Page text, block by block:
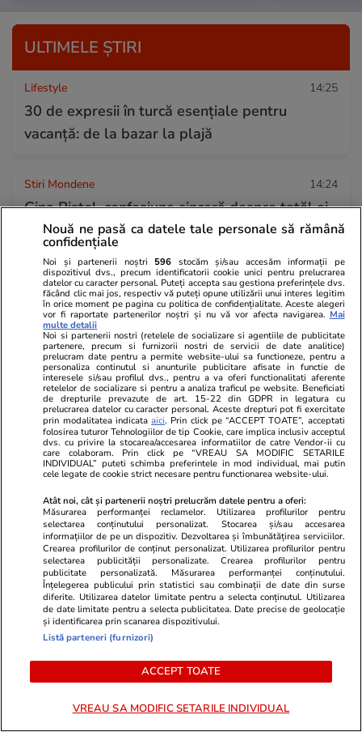
ULTIMELE ȘTIRI
Lifestyle 14:25
30 de expresii în turcă esențiale pentru
vacanță: de la bazar la plajă
Stiri Mondene 14:24
Gina Pistol, confesiune sinceră despre tatăl ei.
Ce s-a schimbat în viața vedetei după ce a
devenit mamă
Stiri Mondene 14:12
Dan Negru, mesaj din vacanța în Turcia, după
ce a ajuns la un resort all inclusive: „Și noi,
românii, ne umplem farfuriile”
Vacanțe și Cultură 14:09
Cât costă o vacanță de iarnă în Maldive,
Zanzibar și Kenya dacă este rezervată din
Citește mai multe
TRENDING
Știri România
Aproape toată țara a intrat de la ora 12 sub
avertizare de furtuni cu grindină și ploi
torențiale de până la 50 l/mp
Nouă ne pasă ca datele tale personale să rămână
confidențiale
Noi și partenerii noștri 596 stocăm și/sau accesăm informații pe
dispozitivul dvs., precum identificatorii cookie unici pentru prelucrarea
datelor cu caracter personal. Puteți accepta sau gestiona preferințele dvs.
făcând clic mai jos, respectiv vă puteți opune utilizării unui interes legitim
în orice moment pe pagina cu politica de confidențialitate. Aceste alegeri
vor fi raportate partenerilor noștri și nu vă vor afecta navigarea. Mai
multe detalii
Noi si partenerii nostri (retelele de socializare si agentiile de publicitate
partenere, precum si furnizorii nostri de servicii de date analitice)
prelucram date pentru a permite website-ului sa functioneze, pentru a
personaliza continutul si anunturile publicitare afisate in functie de
interesele si/sau profilul dvs., pentru a va oferi functionalitati aferente
retelelor de socializare si pentru a analiza traficul pe website. Beneficiati
de drepturile prevazute de art. 15-22 din GDPR in legatura cu
prelucrarea datelor cu caracter personal. Aceste drepturi pot fi exercitate
prin modalitatea indicataaici. Prin click pe “ACCEPT TOATE”, acceptati
folosirea tuturor Tehnologiilor de tip Cookie, care implica inclusiv acceptul
dvs. cu privire la stocarea/accesarea informatiilor de catre Vendor-ii cu
care colaboram. Prin click pe “VREAU SA MODIFIC SETARILE
INDIVIDUAL” puteti schimba preferintele in mod individual, mai putin
cele legate de cookie strict necesare pentru functionarea website-ului.
Atât noi, cât și partenerii noștri prelucrăm datele pentru a oferi:
Măsurarea performanței reclamelor. Utilizarea profilurilor pentru
selectarea conținutului personalizat. Stocarea și/sau accesarea
informațiilor de pe un dispozitiv. Dezvoltarea și îmbunătățirea serviciilor.
Crearea profilurilor de conținut personalizat. Utilizarea profilurilor pentru
selectarea publicității personalizate. Crearea profilurilor pentru
publicitate personalizată. Măsurarea performanței conținutului.
Înțelegerea publicului prin statistici sau combinații de date din surse
diferite. Utilizarea datelor limitate pentru a selecta conținutul. Utilizarea
de date limitate pentru a selecta publicitatea. Date precise de geolocație
și identificarea prin scanarea dispozitivului.
Listă parteneri (furnizori)
ACCEPT TOATE
VREAU SA MODIFIC SETARILE INDIVIDUAL